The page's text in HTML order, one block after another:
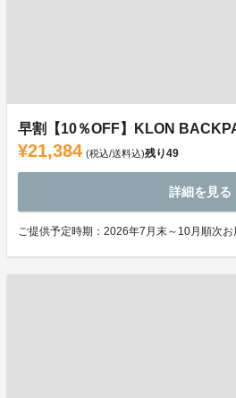
早割【10％OFF】KLON
¥21,384 (税込/送料込)残り49
詳細を見る
ご提供予定時期：2026年7月末～10月順次お